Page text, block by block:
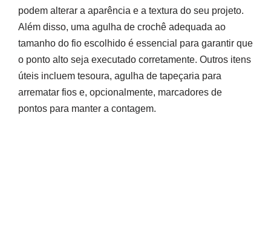
podem alterar a aparência e a textura do seu projeto.
Além disso, uma agulha de crochê adequada ao
tamanho do fio escolhido é essencial para garantir que
o ponto alto seja executado corretamente. Outros itens
úteis incluem tesoura, agulha de tapeçaria para
arrematar fios e, opcionalmente, marcadores de
pontos para manter a contagem.